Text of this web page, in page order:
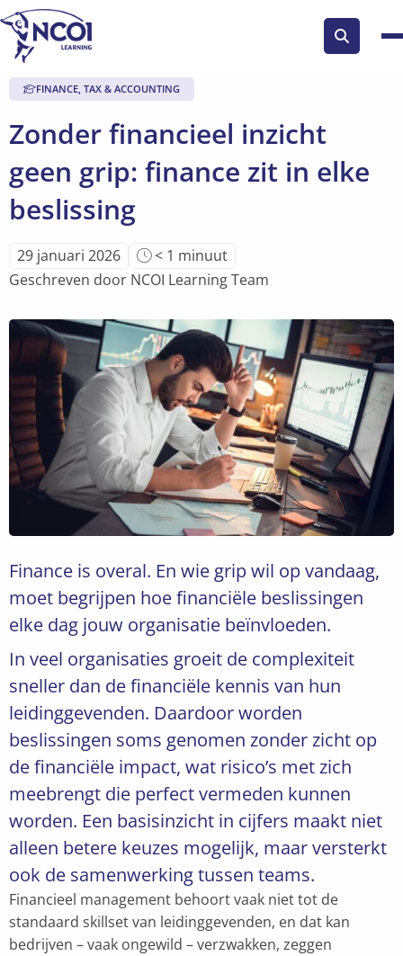
Zoek
knop
Zonder financieel inzicht
geen grip: finance zit in elke
beslissing
FINANCE, TAX & ACCOUNTING
29 januari 2026
Leestijd
van
is
< 1 minuut
Geschreven door NCOI Learning Team
Finance is overal. En wie grip wil op vandaag,
moet begrijpen hoe financiële beslissingen
elke dag jouw organisatie beïnvloeden.
In veel organisaties groeit de complexiteit
sneller dan de financiële kennis van hun
leidinggevenden. Daardoor worden
beslissingen soms genomen zonder zicht op
de financiële impact, wat risico’s met zich
meebrengt die perfect vermeden kunnen
worden. Een basisinzicht in cijfers maakt niet
alleen betere keuzes mogelijk, maar versterkt
ook de samenwerking tussen teams.
Financieel management behoort vaak niet tot de
standaard skillset van leidinggevenden, en dat kan
bedrijven – vaak ongewild – verzwakken, zeggen